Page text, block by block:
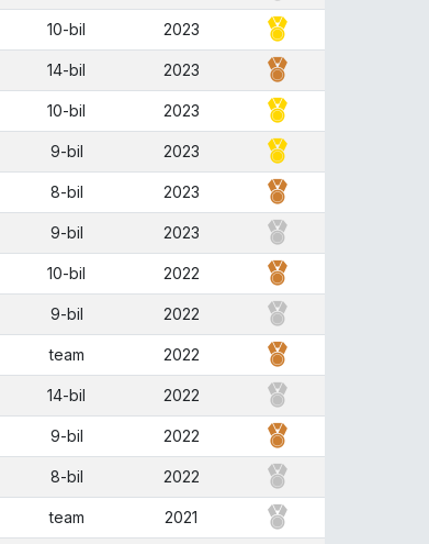
10-bil
2023
14-bil
2023
10-bil
2023
9-bil
2023
8-bil
2023
9-bil
2023
10-bil
2022
9-bil
2022
team
2022
14-bil
2022
9-bil
2022
8-bil
2022
team
2021